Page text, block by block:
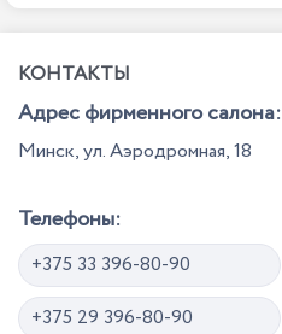
КОНТАКТЫ
Адрес фирменного салона:
Минск, ул. Аэродромная, 18
Телефоны:
+375 33 396-80-90
+375 29 396-80-90